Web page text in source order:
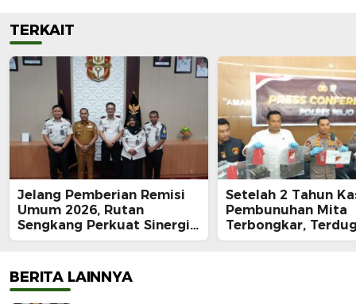
TERKAIT
Jelang Pemberian Remisi
Umum 2026, Rutan
Sengkang Perkuat Sinergi
dengan Pemkab Wajo
Setelah 2 Tahun
Pembunuhan Mita
Terbongkar,
Pelaku Ditangkap:
BERITA LAINNYA